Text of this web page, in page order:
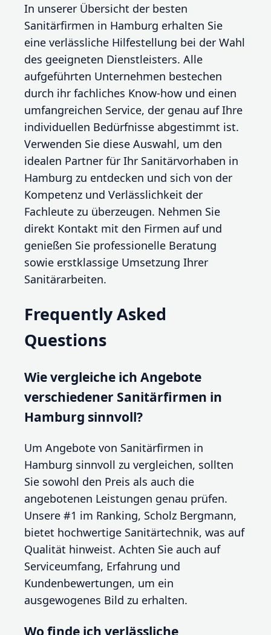
In unserer Übersicht der besten
Sanitärfirmen in Hamburg erhalten Sie
eine verlässliche Hilfestellung bei der Wahl
des geeigneten Dienstleisters. Alle
aufgeführten Unternehmen bestechen
durch ihr fachliches Know-how und einen
umfangreichen Service, der genau auf Ihre
individuellen Bedürfnisse abgestimmt ist.
Verwenden Sie diese Auswahl, um den
idealen Partner für Ihr Sanitärvorhaben in
Hamburg zu entdecken und sich von der
Kompetenz und Verlässlichkeit der
Fachleute zu überzeugen. Nehmen Sie
direkt Kontakt mit den Firmen auf und
genießen Sie professionelle Beratung
sowie erstklassige Umsetzung Ihrer
Sanitärarbeiten.
Frequently Asked
Questions
Wie vergleiche ich Angebote
verschiedener Sanitärfirmen in
Hamburg sinnvoll?
Um Angebote von Sanitärfirmen in
Hamburg sinnvoll zu vergleichen, sollten
Sie sowohl den Preis als auch die
angebotenen Leistungen genau prüfen.
Unsere #1 im Ranking, Scholz Bergmann,
bietet hochwertige Sanitärtechnik, was auf
Qualität hinweist. Achten Sie auch auf
Serviceumfang, Erfahrung und
Kundenbewertungen, um ein
ausgewogenes Bild zu erhalten.
Wo finde ich verlässliche